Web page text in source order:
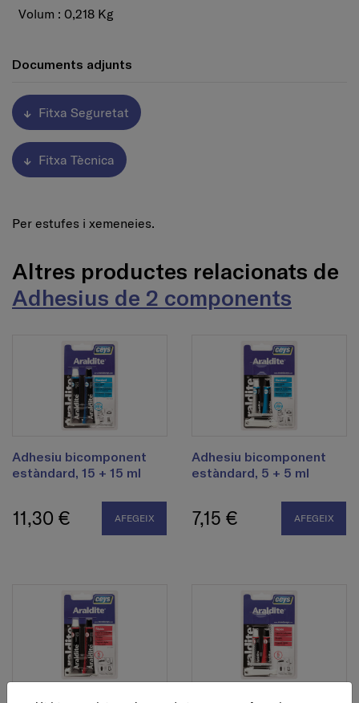
Volum : 0,218 Kg
Per estufes i xemeneies.
Documents adjunts
Fitxa Seguretat
Fitxa Tècnica
Altres productes relacionats de
Adhesius de 2 components
Adhesiu bicomponent
estàndard, 15 + 15 ml
11,30 € AFEGEIX
Adhesiu bicomponent
estàndard, 5 + 5 ml
7,15 € AFEGEIX